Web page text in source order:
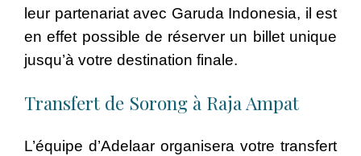
leur partenariat avec Garuda Indonesia, il est
en effet possible de réserver un billet unique
jusqu’à votre destination finale.
Transfert de Sorong à Raja Ampat
L’équipe d’Adelaar organisera votre transfert